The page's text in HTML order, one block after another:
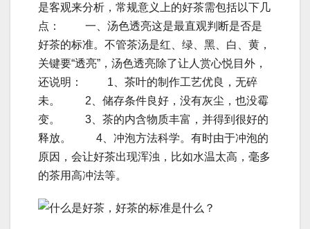
是客观来分析，常规意义上的好茶需包括以下几
点： 一、汤色透亮这是最直观判断是否是
好茶的标准。不管茶汤是红、绿、黑、白、黄，
关键要“透亮”，汤色透亮除了让人赏心悦目外，
还说明： 1、茶叶的制作工艺优良，无碎
未。 2、储存条件良好，没有灰尘，也没霉
变。 3、茶的内含物质丰富，并得到很好的
释放。 4、冲泡方法科学。有时由于冲泡的
原因，会让好茶出现浑浊，比如水温太高，毫多
的茶用高冲法等。